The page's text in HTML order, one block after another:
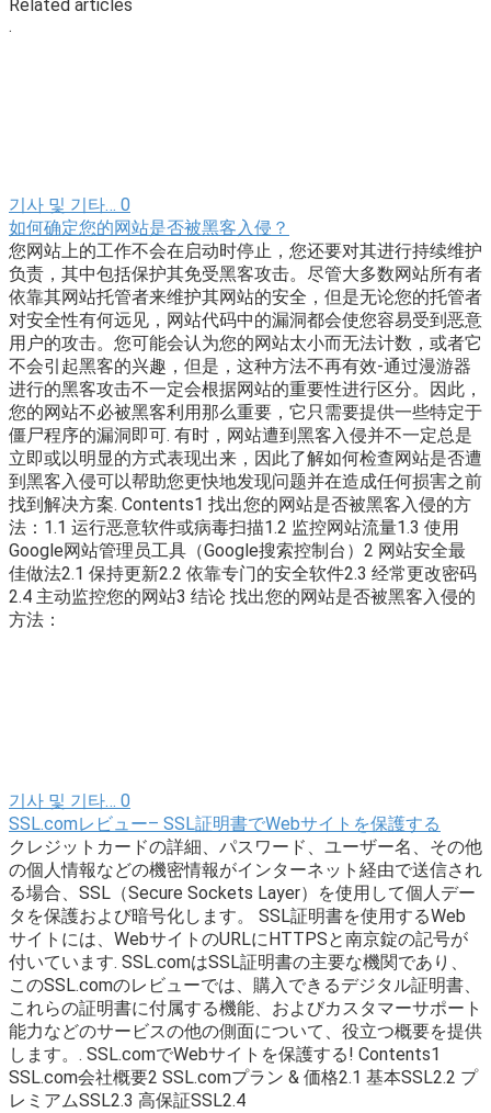
Related articles
.
기사 및 기타… 0
如何确定您的网站是否被黑客入侵？
您网站上的工作不会在启动时停止，您还要对其进行持续维护
负责，其中包括保护其免受黑客攻击。尽管大多数网站所有者
依靠其网站托管者来维护其网站的安全，但是无论您的托管者
对安全性有何远见，网站代码中的漏洞都会使您容易受到恶意
用户的攻击。您可能会认为您的网站太小而无法计数，或者它
不会引起黑客的兴趣，但是，这种方法不再有效-通过漫游器
进行的黑客攻击不一定会根据网站的重要性进行区分。因此，
您的网站不必被黑客利用那么重要，它只需要提供一些特定于
僵尸程序的漏洞即可. 有时，网站遭到黑客入侵并不一定总是
立即或以明显的方式表现出来，因此了解如何检查网站是否遭
到黑客入侵可以帮助您更快地发现问题并在造成任何损害之前
找到解决方案. Contents1 找出您的网站是否被黑客入侵的方
法：1.1 运行恶意软件或病毒扫描1.2 监控网站流量1.3 使用
Google网站管理员工具（Google搜索控制台）2 网站安全最
佳做法2.1 保持更新2.2 依靠专门的安全软件2.3 经常更改密码
2.4 主动监控您的网站3 结论 找出您的网站是否被黑客入侵的
方法：
기사 및 기타… 0
SSL.comレビュー– SSL証明書でWebサイトを保護する
クレジットカードの詳細、パスワード、ユーザー名、その他
の個人情報などの機密情報がインターネット経由で送信され
る場合、SSL（Secure Sockets Layer）を使用して個人デー
タを保護および暗号化します。 SSL証明書を使用するWeb
サイトには、WebサイトのURLにHTTPSと南京錠の記号が
付いています. SSL.comはSSL証明書の主要な機関であり、
このSSL.comのレビューでは、購入できるデジタル証明書、
これらの証明書に付属する機能、およびカスタマーサポート
能力などのサービスの他の側面について、役立つ概要を提供
します。. SSL.comでWebサイトを保護する! Contents1
SSL.com会社概要2 SSL.comプラン & 価格2.1 基本SSL2.2 プ
レミアムSSL2.3 高保証SSL2.4